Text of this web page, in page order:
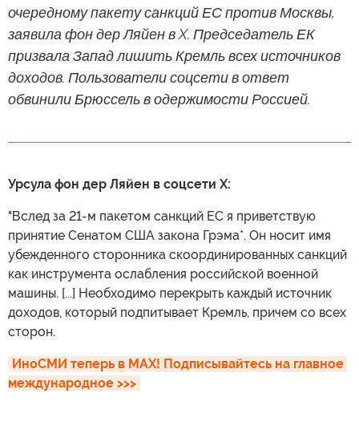
очередному пакету санкций ЕС против Москвы,
заявила фон дер Ляйен в X. Председатель ЕК
призвала Запад лишить Кремль всех источников
доходов. Пользователи соцсети в ответ
обвинили Брюссель в одержимости Россией.
Урсула фон дер Ляйен в соцсети X:
"Вслед за 21-м пакетом санкций ЕС я приветствую
принятие Сенатом США закона Грэма*. Он носит имя
убежденного сторонника скоординированных санкций
как инструмента ослабления российской военной
машины. [...] Необходимо перекрыть каждый источник
доходов, который подпитывает Кремль, причем со всех
сторон.
ИноСМИ теперь в MAX! Подписывайтесь на главное
международное >>>